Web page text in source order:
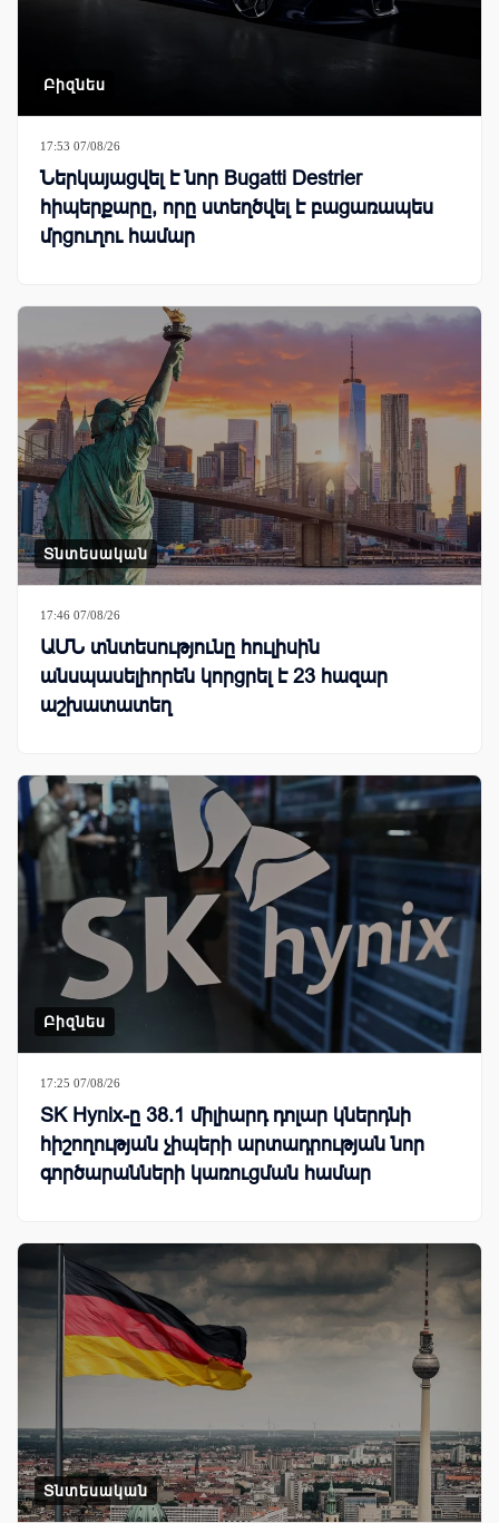
Բիզնես
17:53 07/08/26
Ներկայացվել է նոր Bugatti Destrier
հիպերքարը, որը ստեղծվել է բացառապես
մրցուղու համար
Տնտեսական
17:46 07/08/26
ԱՄՆ տնտեսությունը հուլիսին
անսպասելիորեն կորցրել է 23 հազար
աշխատատեղ
Բիզնես
17:25 07/08/26
SK Hynix-ը 38.1 միլիարդ դոլար կներդնի
հիշողության չիպերի արտադրության նոր
գործարանների կառուցման համար
Տնտեսական